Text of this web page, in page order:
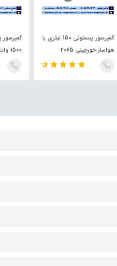
کمپرسور پیستونی 150 لیتری با
هواساز خورجینی 2065
1500 وات